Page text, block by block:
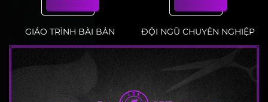
phí nào – đây là sự đảm bảo của chúng tôi.
GIÁO TRÌNH BÀI BẢN ĐỘI NGŨ CHUYÊN NGHIỆP